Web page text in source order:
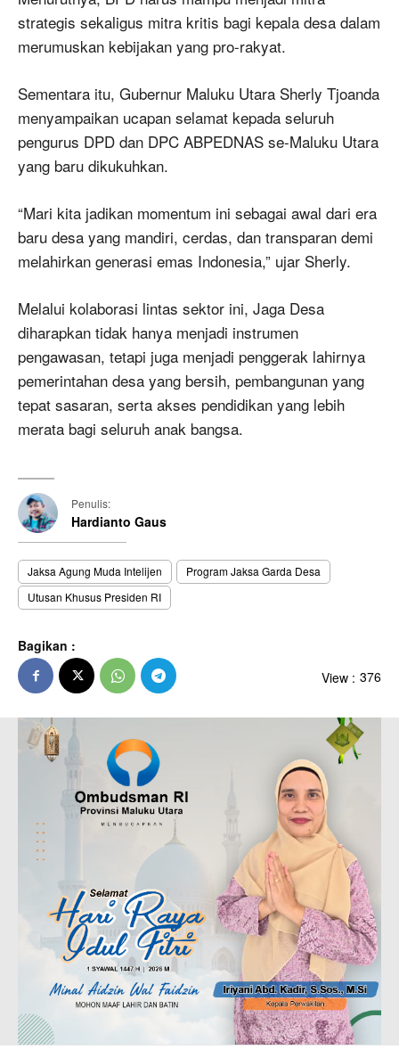
strategis sekaligus mitra kritis bagi kepala desa dalam
merumuskan kebijakan yang pro-rakyat.
Sementara itu, Gubernur Maluku Utara Sherly Tjoanda
menyampaikan ucapan selamat kepada seluruh
pengurus DPD dan DPC ABPEDNAS se-Maluku Utara
yang baru dikukuhkan.
“Mari kita jadikan momentum ini sebagai awal dari era
baru desa yang mandiri, cerdas, dan transparan demi
melahirkan generasi emas Indonesia,” ujar Sherly.
Melalui kolaborasi lintas sektor ini, Jaga Desa
diharapkan tidak hanya menjadi instrumen
pengawasan, tetapi juga menjadi penggerak lahirnya
pemerintahan desa yang bersih, pembangunan yang
tepat sasaran, serta akses pendidikan yang lebih
merata bagi seluruh anak bangsa.
Penulis:
Hardianto Gaus
Jaksa Agung Muda Intelijen
Program Jaksa Garda Desa
Utusan Khusus Presiden RI
Bagikan :
View : 376